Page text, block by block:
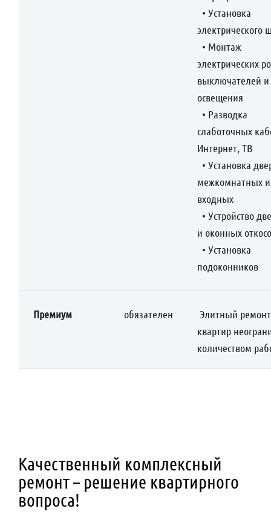
• Установка
электрического
• Монтаж
электрических
выключателей и
освещения
• Разводка
слаботочных
Интернет, ТВ
• Установка
межкомнатных и
входных
• Устройство
и оконных
• Установка
подоконников
Премиум обязателен
Элитный ремонт
квартир
количеством
Качественный комплексный
ремонт – решение квартирного
вопроса!